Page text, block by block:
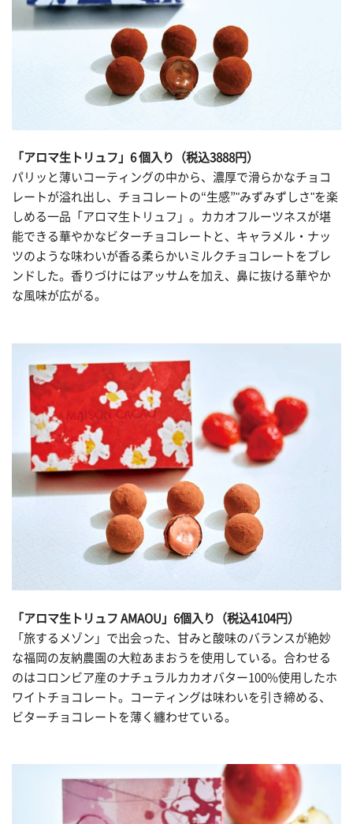
「アロマ生トリュフ」6 個入り（税込3888円）
パリッと薄いコーティングの中から、濃厚で滑らかなチョコ
レートが溢れ出し、チョコレートの“生感”"みずみずしさ"を楽
しめる一品「アロマ生トリュフ」。カカオフルーツネスが堪
能できる華やかなビターチョコレートと、キャラメル・ナッ
ツのような味わいが香る柔らかいミルクチョコレートをブレ
ンドした。香りづけにはアッサムを加え、鼻に抜ける華やか
な風味が広がる。
「アロマ生トリュフ AMAOU」6個入り（税込4104円）
「旅するメゾン」で出会った、甘みと酸味のバランスが絶妙
な福岡の友納農園の大粒あまおうを使用している。合わせる
のはコロンビア産のナチュラルカカオバター100%使用したホ
ワイトチョコレート。コーティングは味わいを引き締める、
ビターチョコレートを薄く纏わせている。